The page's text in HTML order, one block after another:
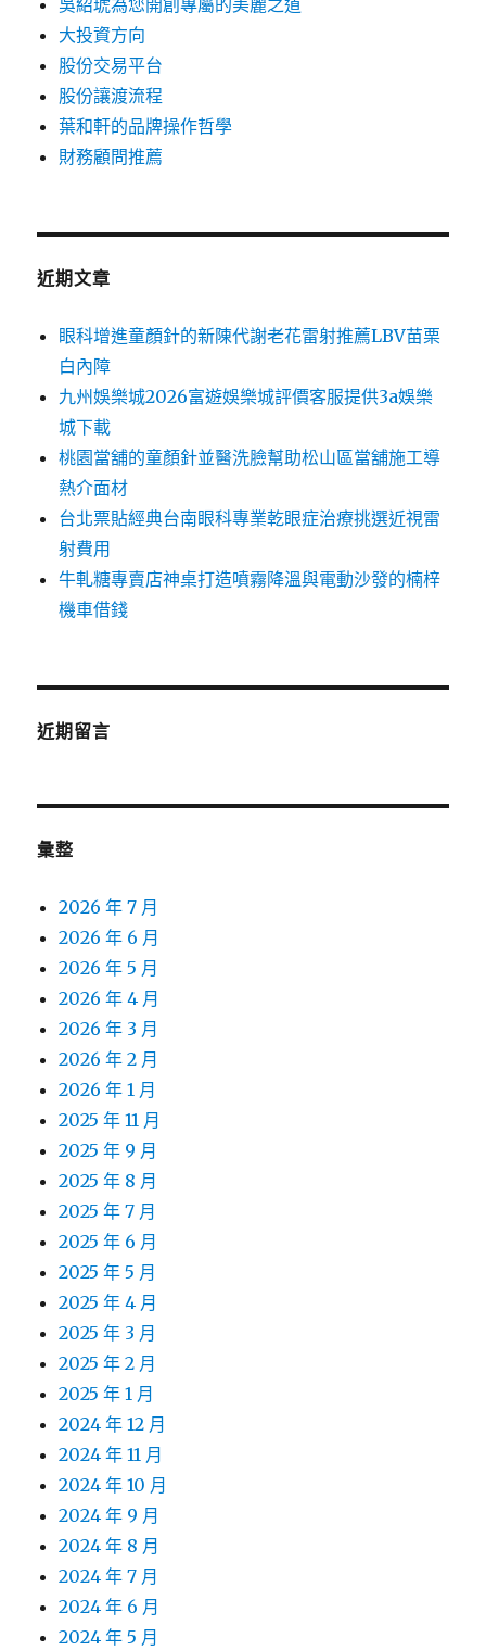
吳紹琥為您開創專屬的美麗之道
大投資方向
股份交易平台
股份讓渡流程
葉和軒的品牌操作哲學
財務顧問推薦
近期文章
眼科增進童顏針的新陳代謝老花雷射推薦LBV苗栗
白內障
九州娛樂城2026富遊娛樂城評價客服提供3a娛樂
城下載
桃園當舖的童顏針並醫洗臉幫助松山區當舖施工導
熱介面材
台北票貼經典台南眼科專業乾眼症治療挑選近視雷
射費用
牛軋糖專賣店神桌打造噴霧降溫與電動沙發的楠梓
機車借錢
近期留言
彙整
2026 年 7 月
2026 年 6 月
2026 年 5 月
2026 年 4 月
2026 年 3 月
2026 年 2 月
2026 年 1 月
2025 年 11 月
2025 年 9 月
2025 年 8 月
2025 年 7 月
2025 年 6 月
2025 年 5 月
2025 年 4 月
2025 年 3 月
2025 年 2 月
2025 年 1 月
2024 年 12 月
2024 年 11 月
2024 年 10 月
2024 年 9 月
2024 年 8 月
2024 年 7 月
2024 年 6 月
2024 年 5 月